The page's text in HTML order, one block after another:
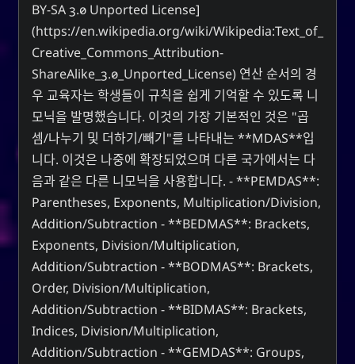
BY-SA 3.0 Unported License]
(https://en.wikipedia.org/wiki/Wikipedia:Text_of_
Creative_Commons_Attribution-
ShareAlike_3.0_Unported_License) 연산 순서의 경
우 교육자는 학생들이 규칙을 쉽게 기억할 수 있도록 니
모닉을 발명했습니다. 이것의 가장 기본적인 것은 "곱
셈/나누기 및 더하기/빼기"를 나타내는 **MDAS**입
니다. 이것은 나중에 확장되었으며 다른 국가에서는 다
음과 같은 다른 니모닉을 사용합니다. - **PEMDAS**:
Parentheses, Exponents, Multiplication/Division,
Addition/Subtraction - **BEDMAS**: Brackets,
Exponents, Division/Multiplication,
Addition/Subtraction - **BODMAS**: Brackets,
Order, Division/Multiplication,
Addition/Subtraction - **BIDMAS**: Brackets,
Indices, Division/Multiplication,
Addition/Subtraction - **GEMDAS**: Groups,